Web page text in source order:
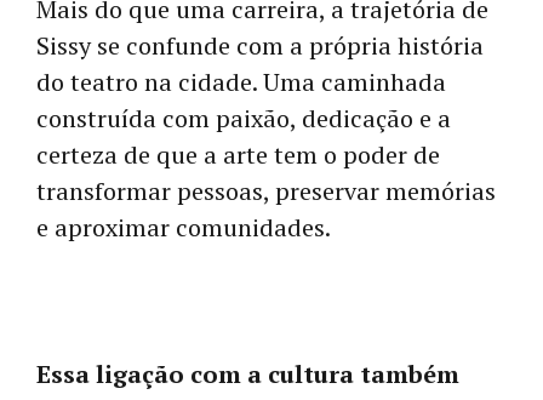
Mais do que uma carreira, a trajetória de
Sissy se confunde com a própria história
do teatro na cidade. Uma caminhada
construída com paixão, dedicação e a
certeza de que a arte tem o poder de
transformar pessoas, preservar memórias
e aproximar comunidades.
Essa ligação com a cultura também